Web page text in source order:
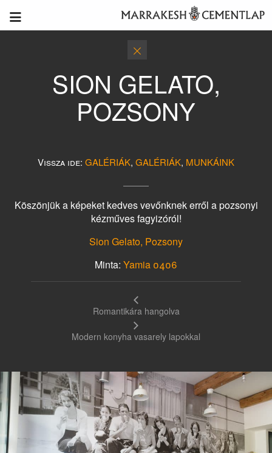
SION GELATO,
POZSONY
Vissza ide: GALÉRIÁK, GALÉRIÁK, MUNKÁINK
Köszönjük a képeket kedves vevőnknek erről a pozsonyi
kézműves fagyizóról!
Sion Gelato, Pozsony
Minta: Yamia 0406
Romantikára hangolva
Modern konyha vasarely lapokkal